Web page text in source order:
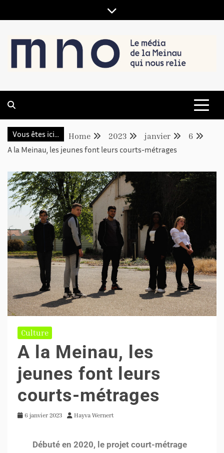
Vous êtes ici... Home 2023 janvier
6
A la Meinau, les jeunes font leurs courts-métrages
Culture
A la Meinau, les
jeunes font leurs
courts-métrages
6 janvier 2023 Hayva Wernert
Débuté en 2020, le projet court-métrage